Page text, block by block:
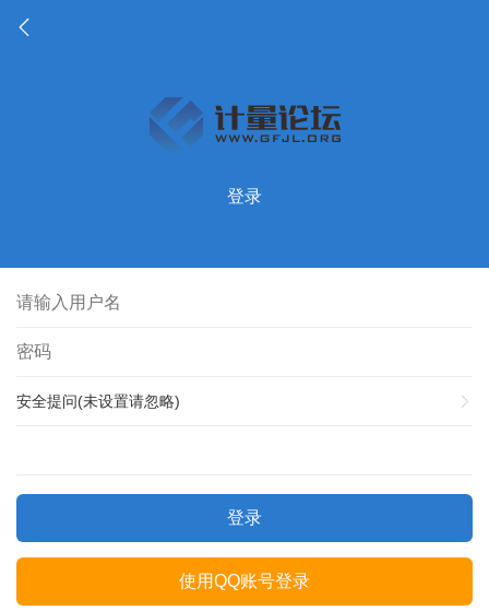
登录
安全提问(未设置请忽略)
登录
使用QQ账号登录